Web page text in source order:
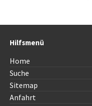
Hilfsmenü
Home
Suche
Sitemap
Anfahrt